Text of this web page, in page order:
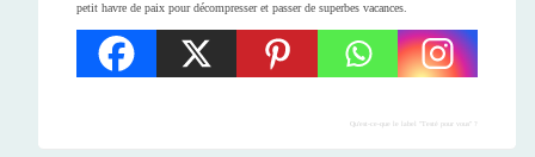
petit havre de paix pour décompresser et passer de superbes vacances.
Qu'est-ce-que le label "Testé pour vous" ?